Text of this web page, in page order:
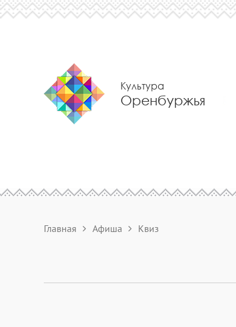
Культура
Оренбуржья
Главная Афиша Квиз